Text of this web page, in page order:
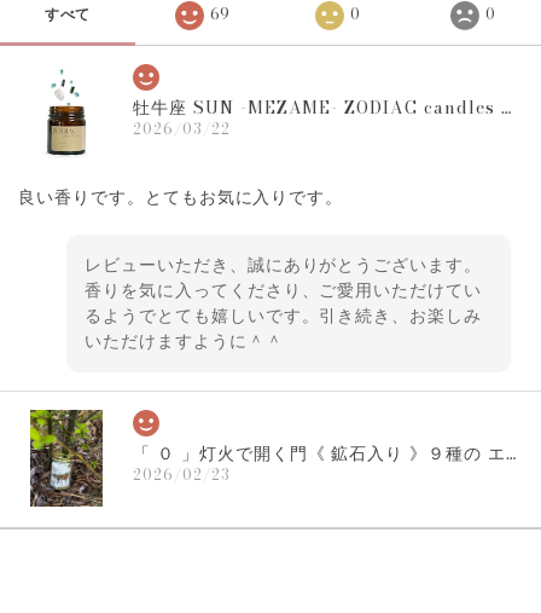
すべて 69 0 0
牡牛座 SUN -MEZAME- ZODIAC candles １２星座の守護石キャンドル
2026/03/22
良い香りです。とてもお気に入りです。
レビューいただき、誠にありがとうございます。
香りを気に入ってくださり、ご愛用いただけてい
るようでとても嬉しいです。引き続き、お楽しみ
いただけますように＾＾
「 ０ 」灯火で開く門《 鉱石入り 》９種の エシカル & ミネラルズ ハーバル バスポプリ｜into the Aurora ｜チャクラ 浄化 アロマ インテリア ソルト
2026/02/23